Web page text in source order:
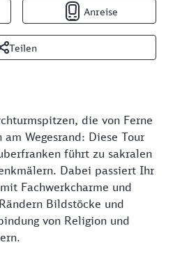
Anreise
Teilen
die von Ferne
Wegesrand: Diese Tour
führt zu sakralen
Dabei passiert Ihr
Fachwerkcharme und
Bildstöcke und
von Religion und